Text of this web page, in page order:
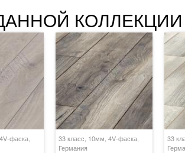
КОЛЛЕКЦИИ
фаска,
33 класс, 10мм, 4V-фаска,
Германия
33